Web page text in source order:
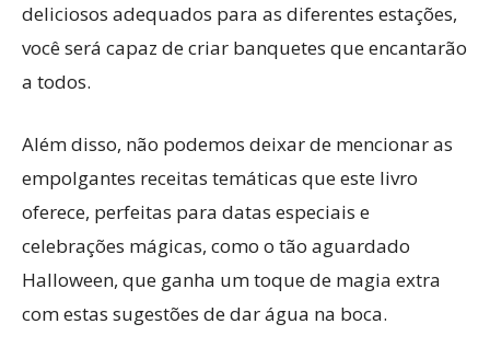
deliciosos adequados para as diferentes estações,
você será capaz de criar banquetes que encantarão
a todos.
Além disso, não podemos deixar de mencionar as
empolgantes receitas temáticas que este livro
oferece, perfeitas para datas especiais e
celebrações mágicas, como o tão aguardado
Halloween, que ganha um toque de magia extra
com estas sugestões de dar água na boca.